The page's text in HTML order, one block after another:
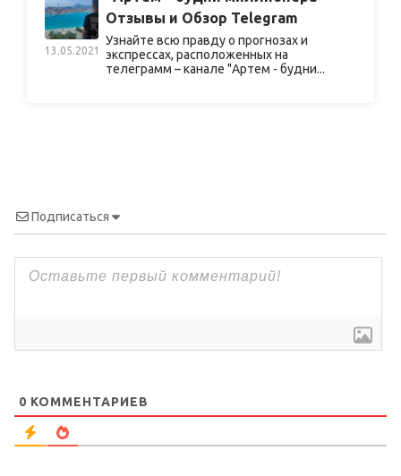
13.05.2021
Отзывы и Обзор Telegram
Узнайте всю правду о прогнозах и
экспрессах, расположенных на
телеграмм – канале "Артем - будни...
Подписаться
0 КОММЕНТАРИЕВ